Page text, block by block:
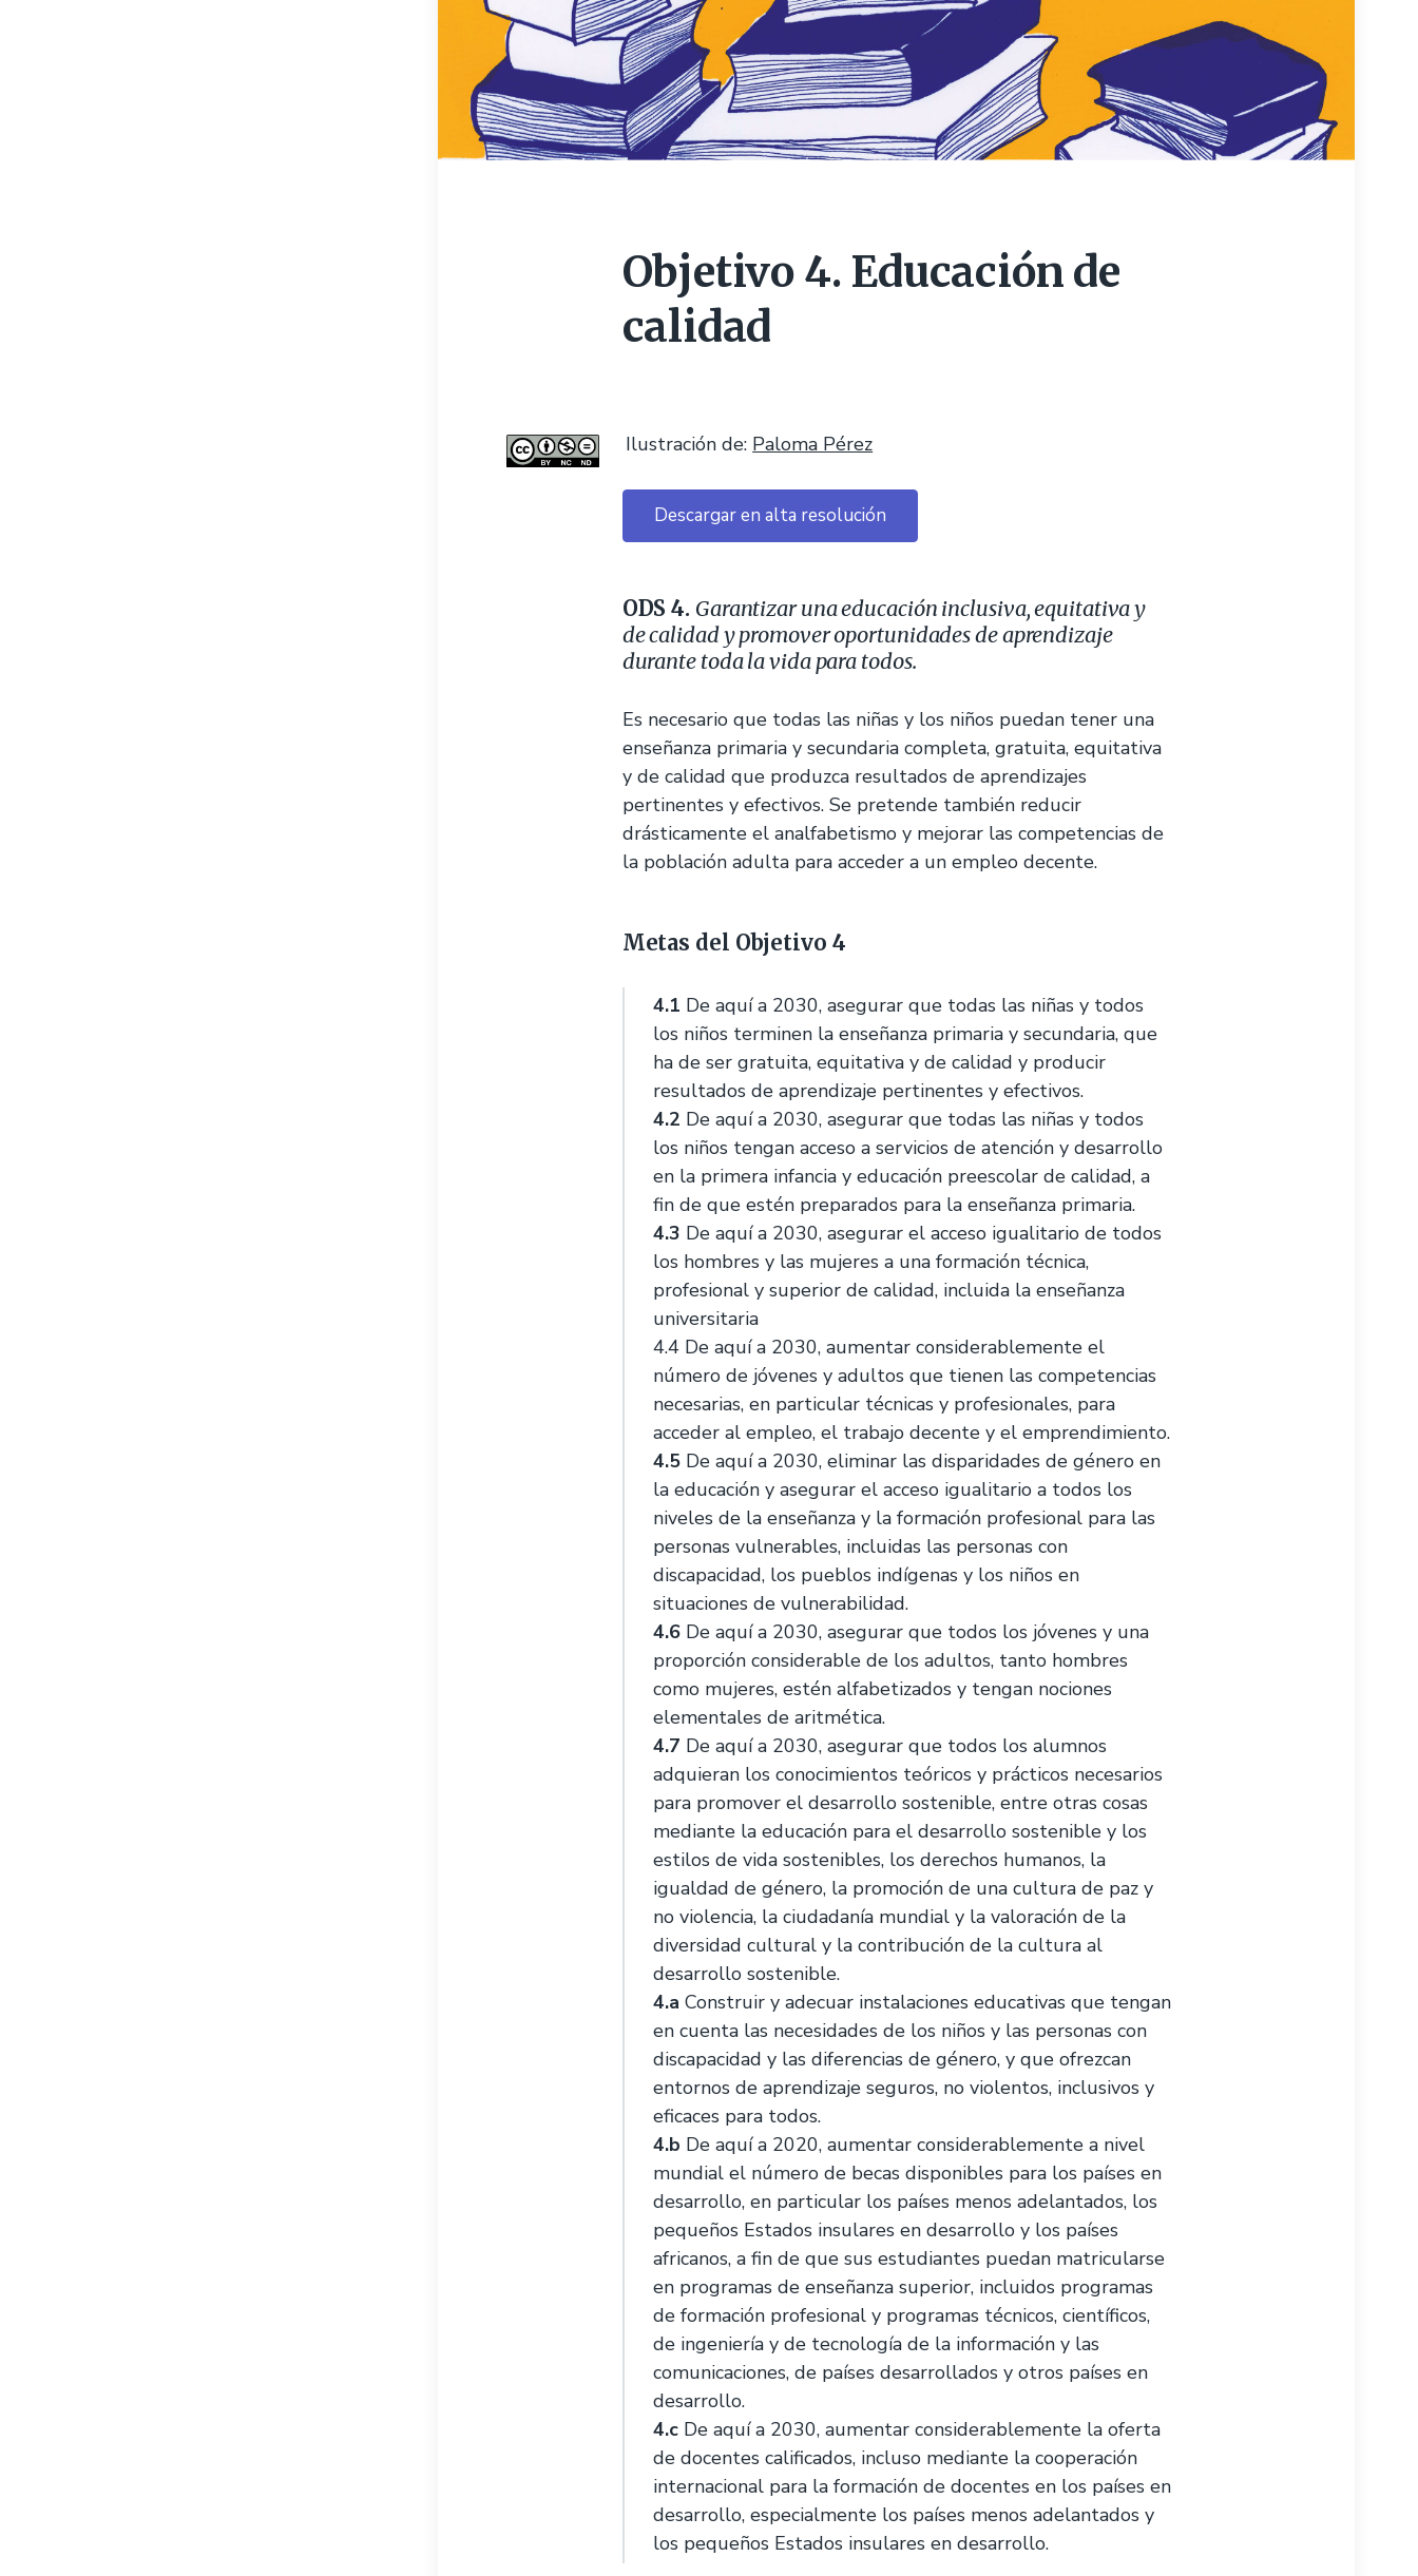
Objetivo 4. Educación de
calidad
Ilustración de: Paloma Pérez
Descargar en alta resolución
ODS 4. Garantizar una educación inclusiva, equitativa y
de calidad y promover oportunidades de aprendizaje
durante toda la vida para todos.
Es necesario que todas las niñas y los niños puedan tener una
enseñanza primaria y secundaria completa, gratuita, equitativa
y de calidad que produzca resultados de aprendizajes
pertinentes y efectivos. Se pretende también reducir
drásticamente el analfabetismo y mejorar las competencias de
la población adulta para acceder a un empleo decente.
Metas del Objetivo 4
4.1 De aquí a 2030, asegurar que todas las niñas y todos
los niños terminen la enseñanza primaria y secundaria, que
ha de ser gratuita, equitativa y de calidad y producir
resultados de aprendizaje pertinentes y efectivos.
4.2 De aquí a 2030, asegurar que todas las niñas y todos
los niños tengan acceso a servicios de atención y desarrollo
en la primera infancia y educación preescolar de calidad, a
fin de que estén preparados para la enseñanza primaria.
4.3 De aquí a 2030, asegurar el acceso igualitario de todos
los hombres y las mujeres a una formación técnica,
profesional y superior de calidad, incluida la enseñanza
universitaria
4.4 De aquí a 2030, aumentar considerablemente el
número de jóvenes y adultos que tienen las competencias
necesarias, en particular técnicas y profesionales, para
acceder al empleo, el trabajo decente y el emprendimiento.
4.5De aquí a 2030, eliminar las disparidades de género en
la educación y asegurar el acceso igualitario a todos los
niveles de la enseñanza y la formación profesional para las
personas vulnerables, incluidas las personas con
discapacidad, los pueblos indígenas y los niños en
situaciones de vulnerabilidad.
4.6De aquí a 2030, asegurar que todos los jóvenes y una
proporción considerable de los adultos, tanto hombres
como mujeres, estén alfabetizados y tengan nociones
elementales de aritmética.
4.7 De aquí a 2030, asegurar que todos los alumnos
adquieran los conocimientos teóricos y prácticos necesarios
para promover el desarrollo sostenible, entre otras cosas
mediante la educación para el desarrollo sostenible y los
estilos de vida sostenibles, los derechos humanos, la
igualdad de género, la promoción de una cultura de paz y
no violencia, la ciudadanía mundial y la valoración de la
diversidad cultural y la contribución de la cultura al
desarrollo sostenible.
4.a Construir y adecuar instalaciones educativas que tengan
en cuenta las necesidades de los niños y las personas con
discapacidad y las diferencias de género, y que ofrezcan
entornos de aprendizaje seguros, no violentos, inclusivos y
eficaces para todos.
4.b De aquí a 2020, aumentar considerablemente a nivel
mundial el número de becas disponibles para los países en
desarrollo, en particular los países menos adelantados, los
pequeños Estados insulares en desarrollo y los países
africanos, a fin de que sus estudiantes puedan matricularse
en programas de enseñanza superior, incluidos programas
de formación profesional y programas técnicos, científicos,
de ingeniería y de tecnología de la información y las
comunicaciones, de países desarrollados y otros países en
desarrollo.
4.cDe aquí a 2030, aumentar considerablemente la oferta
de docentes calificados, incluso mediante la cooperación
internacional para la formación de docentes en los países en
desarrollo, especialmente los países menos adelantados y
los pequeños Estados insulares en desarrollo.